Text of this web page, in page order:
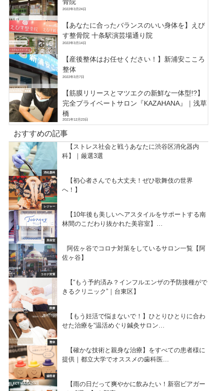
骨院
2022年3月24日
【あなたに合ったバランスのいい身体を】えび
す整骨院 十条駅演芸場通り院
2022年3月14日
【産後整体はお任せください！】新浦安こころ
整体
2022年3月7日
【筋膜リリースとマツエクの新鮮な一体型!?】
完全プライベートサロン『KAZAHANA』｜浅草
橋
2021年12月23日
おすすめの記事
消化器科
【ストレス社会と戦うあなたに渋谷区消化器内
科】｜厳選3選
レジャー
【初心者さんでも大丈夫！ぜひ歌舞伎の世界
へ！】
美容室
【10年後も美しいヘアスタイルをサポートする南
林間のこだわり抜かれた美容室】…
コロナ対策
阿佐ヶ谷でコロナ対策をしているサロン一覧【阿
佐ヶ谷】
医療
【“もう予約済み？インフルエンザの予防接種がで
きるクリニック”｜台東区】
整体
【もう妊活で悩まないで！】ひとりひとりに合わ
せた治療を“温活めぐり鍼灸サロン…
歯医者
【確かな技術と親身な治療】をすべての患者様に
提供｜都立大学でオススメの歯科医…
【雨の日だって爽やかに飲みたい！新宿ビアガー